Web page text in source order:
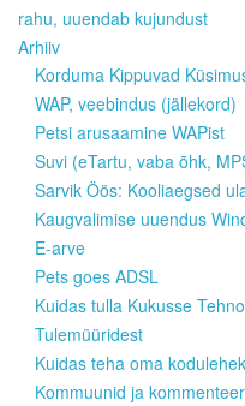
rahu, uuendab kujundust
Arhiiv
Korduma Kippuvad
WAP, veebindus (jällekord)
Petsi arusaamine WAPist
Suvi (eTartu, vaba õhk,
Sarvik Öös: Kooliaegsed
Kaugvalimise uuendus
E-arve
Pets goes ADSL
Kuidas tulla Kukusse
Tulemüüridest
Kuidas teha oma
Kommuunid ja